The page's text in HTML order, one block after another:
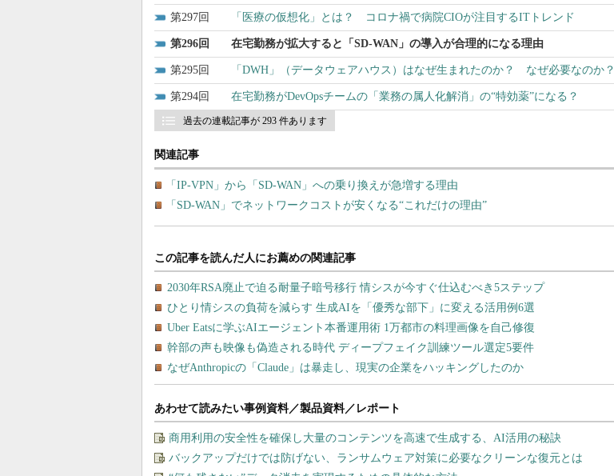
297 「医療の仮想化」とは？ コロナ禍で病院CIOが注目するITトレンド
296 在宅勤務が拡大すると「SD-WAN」の導入が合理的になる理由
295 「DWH」（データウェアハウス）はなぜ生まれたのか？ なぜ必要なのか？
294 在宅勤務がDevOpsチームの「業務の属人化解消」の“特効薬”になる？
過去の連載記事が 293 件あります
関連記事
「IP-VPN」から「SD-WAN」への乗り換えが急増する理由
「SD-WAN」でネットワークコストが安くなる“これだけの理由”
あわせて読みたい事例資料／製品資料／レポート
商用利用の安全性を確保し大量のコンテンツを高速で生成する、AI活用の秘訣
バックアップだけでは防げない、ランサムウェア対策に必要なクリーンな復元とは